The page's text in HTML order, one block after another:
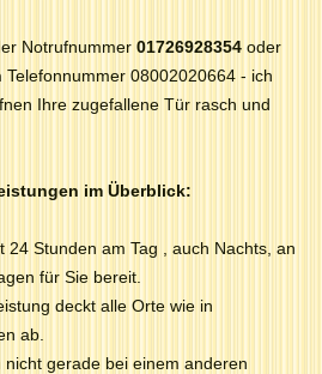
Notrufnummer 01726928354 oder
Telefonnummer 08002020664 - ich
Ihre zugefallene Tür rasch und
im Überblick:
24 Stunden am Tag , auch Nachts, an
für Sie bereit.
deckt alle Orte wie in
ab.
gerade bei einem anderen